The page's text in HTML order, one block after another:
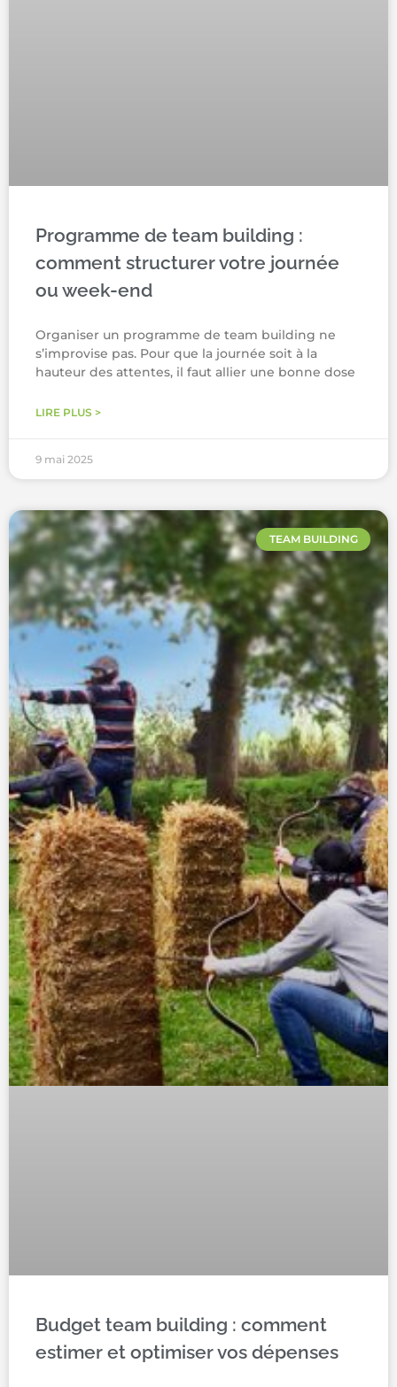
Programme de team building :
comment structurer votre journée
ou week-end
Organiser un programme de team building ne
s’improvise pas. Pour que la journée soit à la
hauteur des attentes, il faut allier une bonne dose
LIRE PLUS >
9 mai 2025
TEAM BUILDING
Budget team building : comment
estimer et optimiser vos dépenses